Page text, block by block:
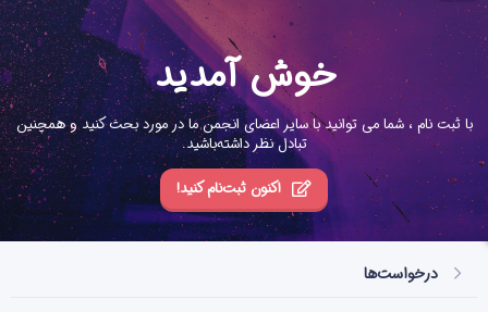
خوش آمدید
با ثبت نام ، شما می توانید با سایر اعضای انجمن ما در مورد بحث کنید و همچنین
تبادل نظر داشته‌باشید.
اکنون ثبت‌نام کنید!
درخواست‌ها